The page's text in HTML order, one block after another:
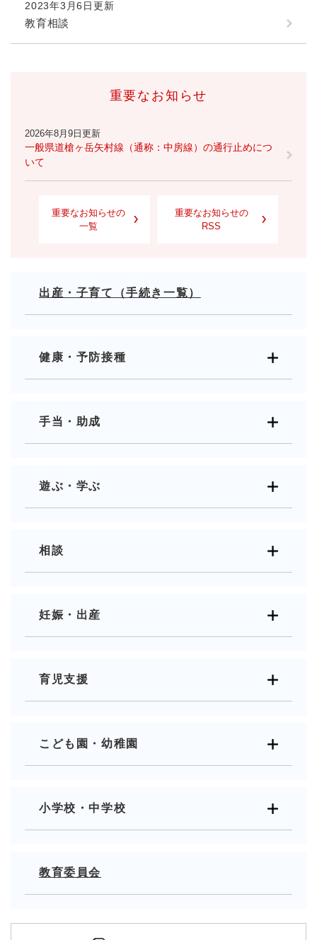
2023年3月6日更新
教育相談
重要なお知らせ
2026年8月9日更新
一般県道槍ヶ岳矢村線（通称：中房線）の通行止めにつ
いて
重要なお知らせの
一覧
重要なお知らせの
RSS
出産・子育て（手続き一覧）
健康・予防接種
手当・助成
遊ぶ・学ぶ
相談
妊娠・出産
育児支援
こども園・幼稚園
小学校・中学校
教育委員会